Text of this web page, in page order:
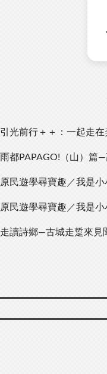
引光前行＋＋：一起走
雨都PAPAGO!（山）篇
原民遊學尋寶趣／我是
原民遊學尋寶趣／我是
走讀詩鄉—古城走踅來